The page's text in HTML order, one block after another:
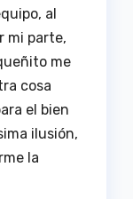
al
mi parte,
me
cosa
el bien
ilusión,
la